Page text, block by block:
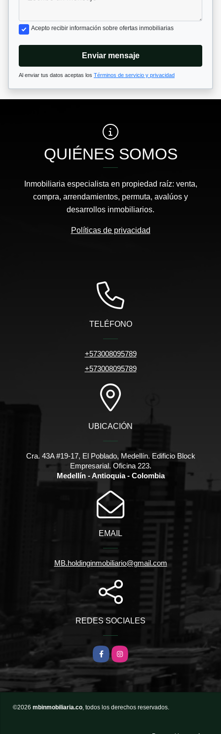
Acepto recibir información sobre ofertas inmobiliarias
Enviar mensaje
Al enviar tus datos aceptas los Términos de servicio y privacidad
QUIÉNES SOMOS
Inmobiliaria especialista en propiedad raíz: venta,
compra, arrendamientos, permuta, avalúos y
desarrollos inmobiliarios.
Políticas de privacidad
TELÉFONO
+573008095789
+573008095789
UBICACIÓN
Cra. 43A #19-17, El Poblado, Medellín. Edificio Block
Empresarial. Oficina 223.
Medellín - Antioquia - Colombia
EMAIL
MB.holdinginmobiliario@gmail.com
REDES SOCIALES
FacebookInstagram
©2026 mbinmobiliaria.co , todos los derechos reservados.